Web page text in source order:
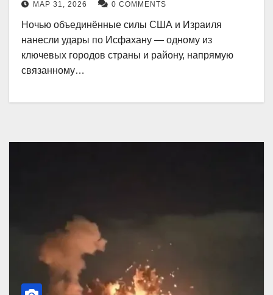
МАР 31, 2026 0 COMMENTS
Ночью объединённые силы США и Израиля
нанесли удары по Исфахану — одному из
ключевых городов страны и району, напрямую
связанному…